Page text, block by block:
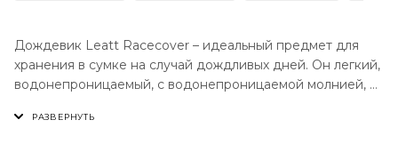
Дождевик Leatt Racecover – идеальный предмет для
хранения в сумке на случай дождливых дней. Он легкий,
водонепроницаемый, с водонепроницаемой молнией, а
избежать перегрева.